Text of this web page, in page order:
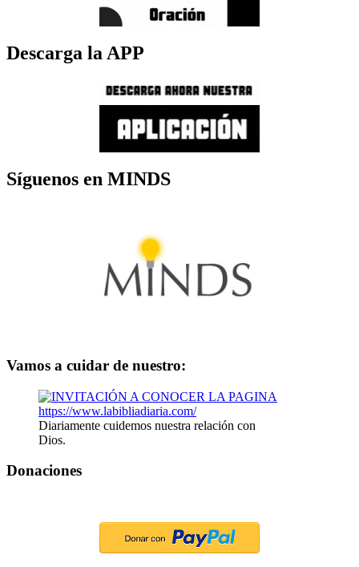
Descarga la APP
Síguenos en MINDS
Vamos a cuidar de nuestro:
Diariamente cuidemos nuestra relación con
Dios.
Donaciones